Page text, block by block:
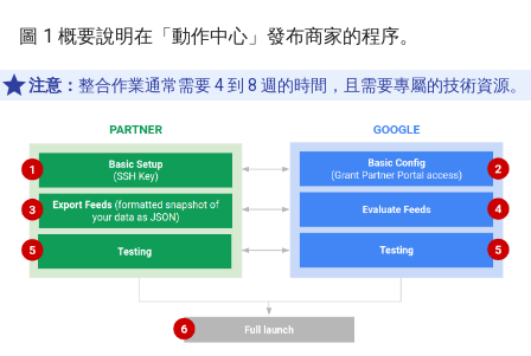
圖 1 概要說明在「動作中心」發布商家的程序。
注意： 整合作業通常需要 4 到 8 週的時間，且需要專屬的技術資源。